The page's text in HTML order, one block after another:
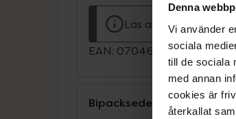
Denna
Vi använder
sociala
till de sociala
med annan
cookies är
återkallat
Läs alltid
EAN: 07046260550209
Bipacksedel från FASS